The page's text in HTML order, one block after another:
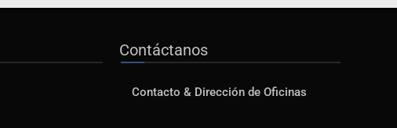
Contáctanos
Contacto & Dirección de Oficinas